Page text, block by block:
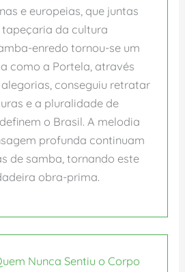
e europeias, que juntas
da cultura
enredo tornou-se um
como a Portela, através
conseguiu retratar
e a pluralidade de
o Brasil. A melodia
profunda continuam
de samba, tornando este
obra-prima.
Nunca Sentiu o Corpo